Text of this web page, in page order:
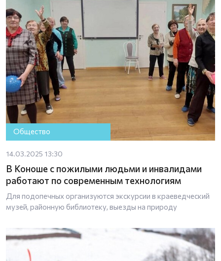
Общество
14.03.2025 13:30
В Коноше с пожилыми людьми и инвалидами
работают по современным технологиям
Для подопечных организуются экскурсии в краеведческий
музей, районную библиотеку, выезды на природу